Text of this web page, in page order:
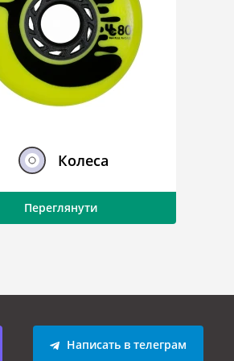
Колеса
Переглянути
Написать в телеграм